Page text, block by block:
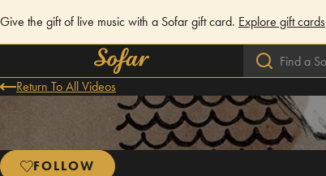
Give the gift of live music with a Sofar gift card. Explore gift cards
Return To All Videos
FOLLOW